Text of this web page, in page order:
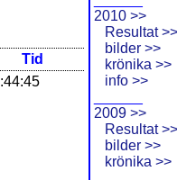
Tid
2010 >>
Resultat >>
bilder >>
krönika >>
info >>
2009 >>
Resultat >>
bilder >>
krönika >>